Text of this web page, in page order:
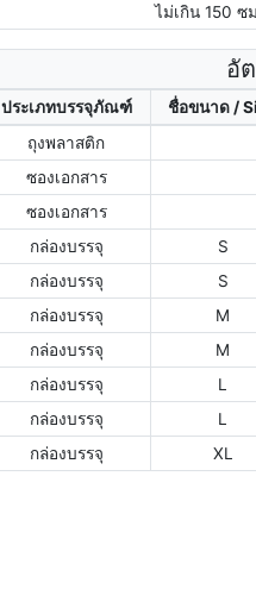
ไม่เกิน 150 ซ
อั
ประเภทบรรจุภัณฑ์ ชื่อขนาด /
ถุงพลาสติก
ซองเอกสาร
ซองเอกสาร
กล่องบรรจุ
S
กล่องบรรจุ
S
กล่องบรรจุ
M
กล่องบรรจุ
M
กล่องบรรจุ
L
กล่องบรรจุ
L
กล่องบรรจุ
XL